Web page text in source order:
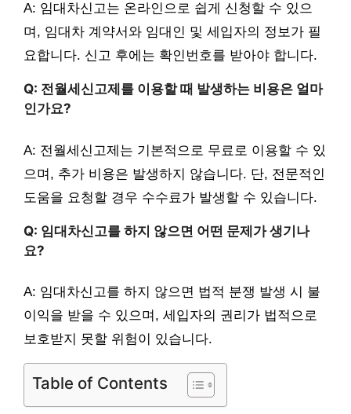
A: 임대차신고는 온라인으로 쉽게 신청할 수 있으
며, 임대차 계약서와 임대인 및 세입자의 정보가 필
요합니다. 신고 후에는 확인번호를 받아야 합니다.
Q: 전월세신고제를 이용할 때 발생하는 비용은 얼마
인가요?
A: 전월세신고제는 기본적으로 무료로 이용할 수 있
으며, 추가 비용은 발생하지 않습니다. 단, 전문적인
도움을 요청할 경우 수수료가 발생할 수 있습니다.
Q: 임대차신고를 하지 않으면 어떤 문제가 생기나
요?
A: 임대차신고를 하지 않으면 법적 분쟁 발생 시 불
이익을 받을 수 있으며, 세입자의 권리가 법적으로
보호받지 못할 위험이 있습니다.
Table of Contents